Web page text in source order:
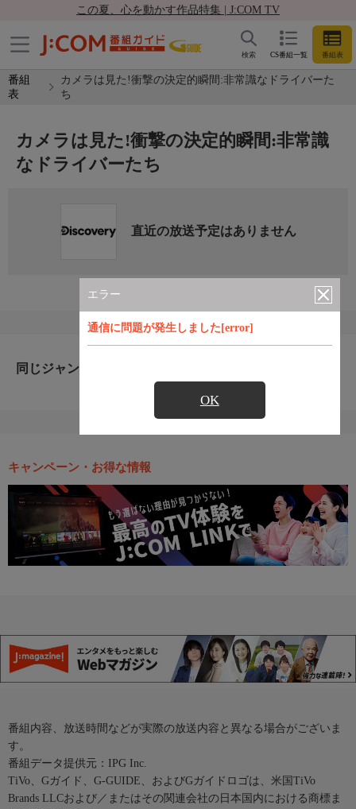
この夏、心を動かす作品特集 | J:COM TV
CS番組一覧 番組表
検索
番組
表
カメラは見た!衝撃の決定的瞬間:非常識なドライバーた
ち
エラー
通信に問題が発生しました[error]
OK
カメラは見た!衝撃の決定的瞬間:非常識
なドライバーたち
直近の放送予定はありません
同じジャンルのおすすめ番組
キャンペーン・お得な情報
番組内容、放送時間などが実際の放送内容と異なる場合がございま
す。
番組データ提供元：IPG Inc.
TiVo、Gガイド、G-GUIDE、およびGガイドロゴは、米国TiVo
Brands LLCおよび／またはその関連会社の日本国内における商標ま